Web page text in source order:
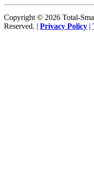
Copyright © 2026 Total-
Reserved. | Privacy Policy |